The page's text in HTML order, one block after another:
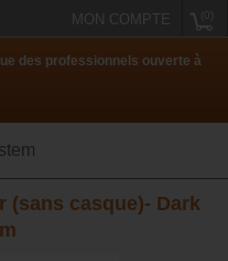
MON COMPTE
des professionnels ouverte à
(sans casque)- Dark